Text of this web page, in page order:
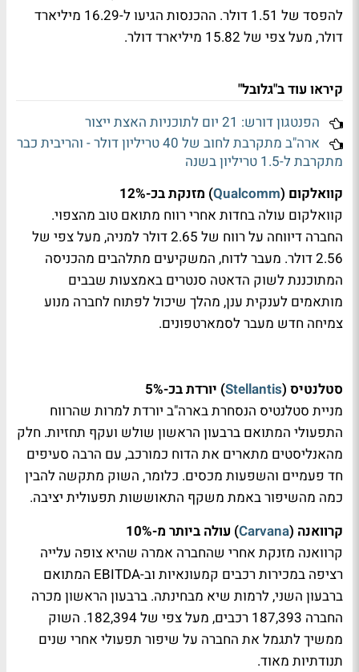
להפסד של 1.51 דולר. ההכנסות הגיעו ל-16.29 מיליארד
דולר, מעל צפי של 15.82 מיליארד דולר.
קיראו עוד ב"גלובל"
הפנטגון דורש: 21 יום לתוכניות האצת ייצור
ארה"ב מתקרבת לחוב של 40 טריליון דולר - והריבית כבר
מתקרבת ל-1.5 טריליון בשנה
קוואלקום (Qualcomm) מזנקת בכ-12%
קוואלקום עולה בחדות אחרי רווח מתואם טוב מהצפוי.
החברה דיווחה על רווח של 2.65 דולר למניה, מעל צפי של
2.56 דולר. מעבר לדוח, המשקיעים מתלהבים מהכניסה
המתוכננת לשוק הדאטה סנטרים באמצעות שבבים
מותאמים לענקית ענן, מהלך שיכול לפתוח לחברה מנוע
צמיחה חדש מעבר לסמארטפונים.
סטלנטיס (Stellantis) יורדת בכ-5%
מניית סטלנטיס הנסחרת בארה"ב יורדת למרות שהרווח
התפעולי המתואם ברבעון הראשון שולש ועקף תחזיות. חלק
מהאנליסטים מתארים את הדוח כמורכב, עם הרבה סעיפים
חד פעמיים והשפעות מכסים. כלומר, השוק מתקשה להבין
כמה מהשיפור באמת משקף התאוששות תפעולית יציבה.
קרוואנה (Carvana) עולה ביותר מ-10%
קרוואנה מזנקת אחרי שהחברה אמרה שהיא צופה עלייה
רציפה במכירות רכבים קמעונאיות וב-EBITDA המתואם
ברבעון השני, לרמות שיא מבחינתה. ברבעון הראשון מכרה
החברה 187,393 רכבים, מעל צפי של 182,394. השוק
ממשיך לתגמל את החברה על שיפור תפעולי אחרי שנים
תנודתיות מאוד.